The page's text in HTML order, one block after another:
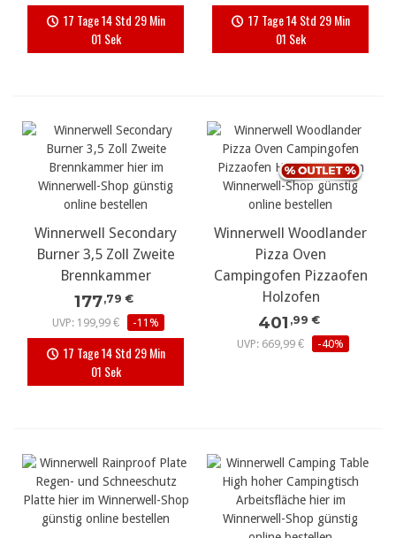
17 Tage 14 Std 29 Min
00 Sek
17 Tage 14 Std 29 Min
00 Sek
Winnerwell Secondary
Burner 3,5 Zoll Zweite
Brennkammer
177,79 €
UVP: 199,99 €
-11%
17 Tage 14 Std 29 Min
00 Sek
Winnerwell Woodlander
Pizza Oven
Campingofen Pizzaofen
Holzofen
401 ,99 €
UVP: 669,99 €
-40%